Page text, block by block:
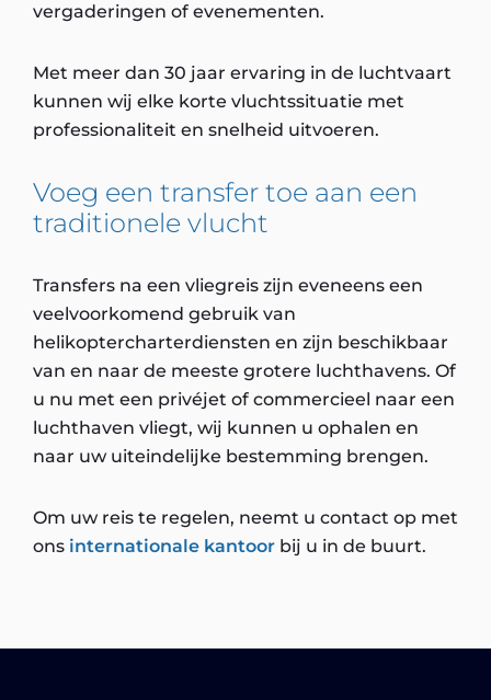
vergaderingen of evenementen.
Met meer dan 30 jaar ervaring in de luchtvaart
kunnen wij elke korte vluchtssituatie met
professionaliteit en snelheid uitvoeren.
Voeg een transfer toe aan een
traditionele vlucht
Transfers na een vliegreis zijn eveneens een
veelvoorkomend gebruik van
helikoptercharterdiensten en zijn beschikbaar
van en naar de meeste grotere luchthavens. Of
u nu met een privéjet of commercieel naar een
luchthaven vliegt, wij kunnen u ophalen en
naar uw uiteindelijke bestemming brengen.
Om uw reis te regelen, neemt u contact op met
ons internationale kantoor bij u in de buurt.